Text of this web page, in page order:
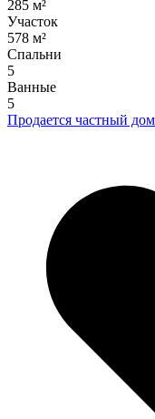
285 м²
Участок
578 м²
Спальни
5
Ванные
5
Продается частный